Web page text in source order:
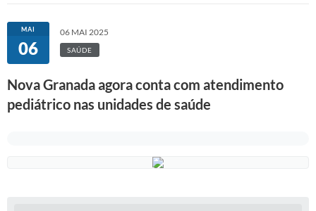
Secretarias
BUSCA DE CEP
MAI
06
06 MAI 2025
SAÚDE
Nova Granada agora conta com atendimento
pediátrico nas unidades de saúde